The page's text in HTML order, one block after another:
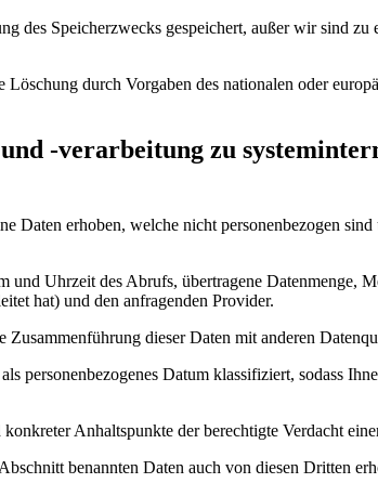
des Speicherzwecks gespeichert, außer wir sind
durch Vorgaben des nationalen oder
-verarbeitung zu
erhoben, welche nicht personenbezogen
und Uhrzeit des Abrufs, übertragene Datenmenge,
hat) und den anfragenden Provider.
dieser Daten mit anderen
personenbezogenes Datum klassifiziert, sodass
Anhaltspunkte der berechtigte Verdacht
benannten Daten auch von diesen Dritten